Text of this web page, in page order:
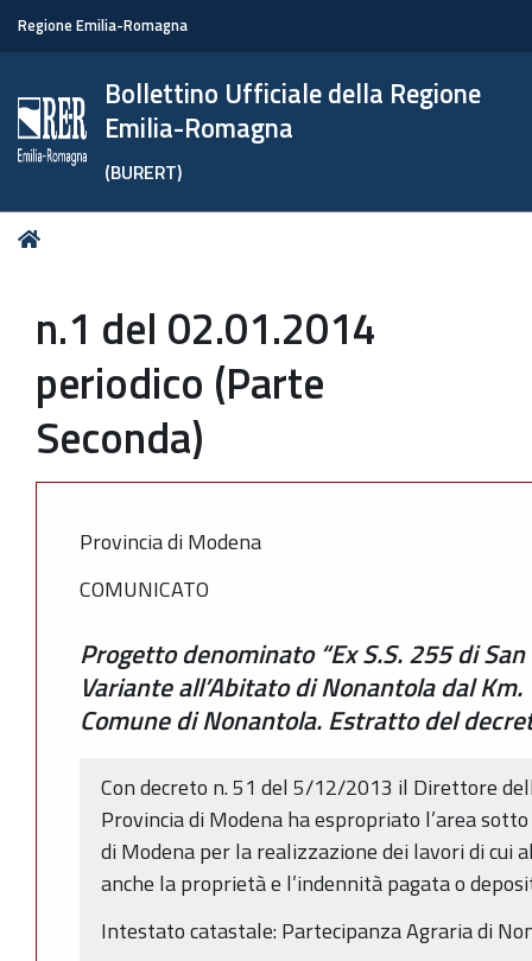
Regione Emilia-Romagna
Bollettino Ufficiale della Regione
Emilia-Romagna
(BURERT)
Tu
n.1 del 02.01.2014
periodico (Parte
Seconda)
Provincia di Modena
COMUNICATO
Progetto denominato “Ex S.S. 255 di
Variante all’Abitato di Nonantola dal
Comune di Nonantola. Estratto del
Con decreto n. 51 del 5/12/2013 il Direttore
Provincia di Modena ha espropriato l’area
di Modena per la realizzazione dei lavori di cui
anche la proprietà e l’indennità pagata o
Intestato catastale: Partecipanza Agraria di